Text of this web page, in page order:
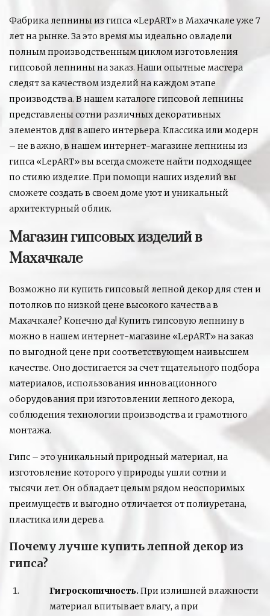
Фабрика лепнины из гипса «LepART» в Махачкале уже 7
лет на рынке. За это время мы идеально овладели
полным производственным циклом изготовления
гипсовой лепнины на заказ. Наши опытные мастера
следят за качеством изделий на каждом этапе
производства. В нашем каталоге гипсовой лепнины
представлены сотни различных декоративных
элементов для вашего интерьера. Классика или модерн
– не важно, в нашем интернет-магазине лепнины из
гипса «LepART» вы всегда сможете найти подходящее
по стилю изделие. При помощи наших изделий вы
сможете создать в своем доме уют и уникальный
архитектурный облик.
Магазин гипсовых изделий в
Махачкале
Возможно ли купить гипсовый лепной декор для стен и
потолков по низкой цене высокого качества в
Махачкале? Конечно да! Купить гипсовую лепнину в
можно в нашем интернет-магазине «LepART» на заказ
по выгодной цене при соответствующем наивысшем
качестве. Оно достигается за счет тщательного подбора
материалов, использования инновационного
оборудования при изготовлении лепного декора,
соблюдения технологии производства и грамотного
монтажа.
Гипс – это уникальный природный материал, на
изготовление которого у природы ушли сотни и
тысячи лет. Он обладает целым рядом неоспоримых
преимуществ и выгодно отличается от полиуретана,
пластика или дерева.
Почему лучше купить лепной декор из
гипса?
Гигроскопичность.При излишней влажности
материал впитывает влагу, а при